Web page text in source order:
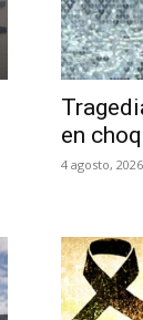
en
4 agosto, 2026